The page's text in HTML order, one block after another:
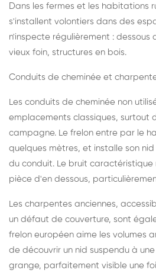
Dans les fermes et les habitations
s'installent volontiers dans des
n'inspecte régulièrement : dessous
vieux foin, structures en bois.
Conduits de cheminée et
Les conduits de cheminée non
emplacements classiques, surtout
campagne. Le frelon entre par le
quelques mètres, et installe son
du conduit. Le bruit caractéristique
pièce d'en dessous,
Les charpentes anciennes,
un défaut de couverture, sont
frelon européen aime les volumes
de découvrir un nid suspendu à
grange, parfaitement visible une